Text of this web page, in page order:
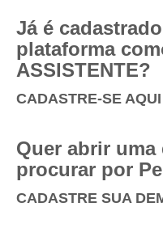
Já é
plataforma
ASSISTENTE?
CADASTRE-SE AQUI
Quer abrir
procurar por
CADASTRE SUA